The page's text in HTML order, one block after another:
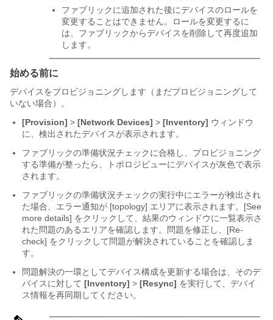
ファブリックに追加された後にデバイスのロールを
変更することはできません。ロールを変更するに
は、ファブリックからデバイスを削除して再度追加
します。
始める前に
デバイスをプロビジョニングします（まだプロビジョニングして
いない場合）。
[Provision] > [Network Devices] > [Inventory] ウィンドウ
に、検出されたデバイスが表示されます。
ファブリックの準備状況チェックに合格し、プロビジョニング
する準備が整ったら、トポロジビューにデバイスが灰色で表示
されます。
ファブリックの準備状況チェックの実行中にエラーが検出され
た場合、エラー通知が [topology] エリアに表示されます。[See
more details] をクリックして、結果のウィンドウに一覧表示さ
れた問題のあるエリアを確認します。
問題を修正し、[Re-
check] をクリックして問題が解決されていることを確認しま
す。
問題解決の一環としてデバイス構成を更新する場合は、そのデ
バイスに対して [Inventory] > [Resync] を実行して、デバイ
ス情報を再同期してください。